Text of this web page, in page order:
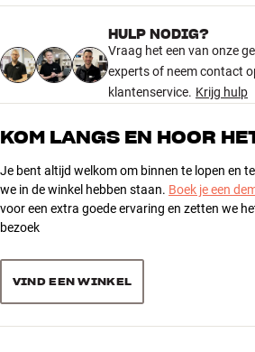
Inclusief uitbreidingskabel Nee
AFMETINGEN EN DESIGN
Kleur
Zwart
Gewicht (kg)
1
10 x 6,5 x
ALGEMENE KARAKTERISTIEKEN
Muurbeugel voor de Bluesound PULSE
4.8
14 recensies
3
2
1
HULP NODIG?
Vraag het een van onze
experts of neem contact
klantenservice. Krijg hulp
KOM LANGS EN HOOR
Je bent altijd welkom om binnen te lopen en
we in de winkel hebben staan. Boek je een
voor een extra goede ervaring en zetten we
bezoek
VIND EEN WINKEL